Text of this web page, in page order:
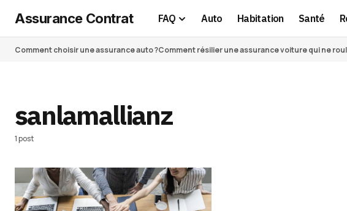
Assurance Contrat FAQ Auto Habitation Santé
Comment choisir une assurance auto ?Comment résilier une assurance voiture qui ne
sanlamallianz
1 post